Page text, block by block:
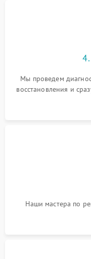
Мы проведем
восстановления и
Наши мастера по